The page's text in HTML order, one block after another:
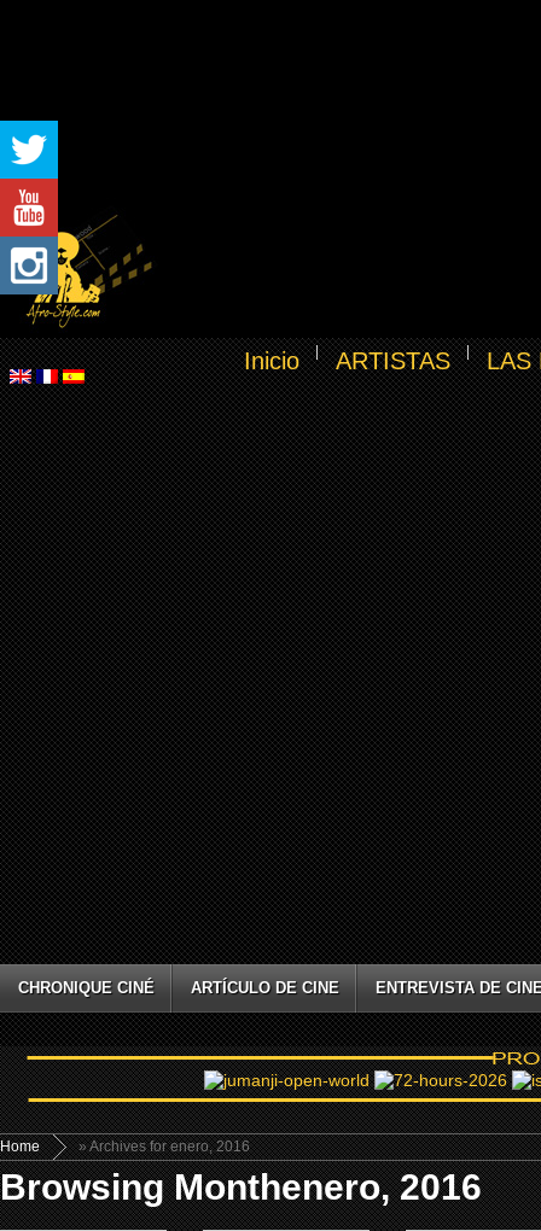
Inicio ARTISTAS LAS
CHRONIQUE CINÉ ARTÍCULO DE CINE ENTREVISTA DE
Home » Archives for enero, 2016
Browsing Monthenero, 2016